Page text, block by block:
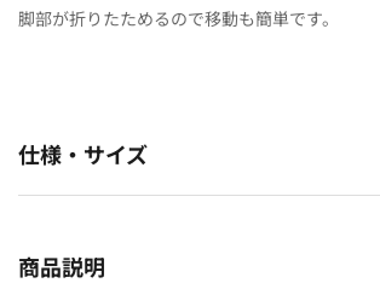
脚部が折りたためるので移動も簡単です。
仕様・サイズ
商品説明